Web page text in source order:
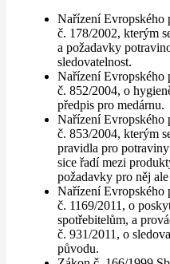
Nařízení Evropského
č. 178/2002, kterým
a požadavky
sledovatelnost.
Nařízení Evropského
č. 852/2004, o
předpis pro medárnu.
Nařízení Evropského
č. 853/2004, kterým
pravidla pro
sice řadí mezi
požadavky pro něj
Nařízení Evropského
č. 1169/2011, o
spotřebitelům, a
č. 931/2011, o
původu.